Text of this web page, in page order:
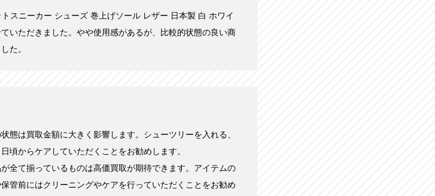
スニーカー シューズ 巻上げソール レザー 日本製 白 ホワイ
いただきました。やや使用感があるが、比較的状態の良い商
た。
態は買取金額に大きく影響します。シューツリーを入れる、
頃からケアしていただくことをお勧めします。
全て揃っているものは高価買取が期待できます。アイテムの
管前にはクリーニングやケアを行っていただくことをお勧め